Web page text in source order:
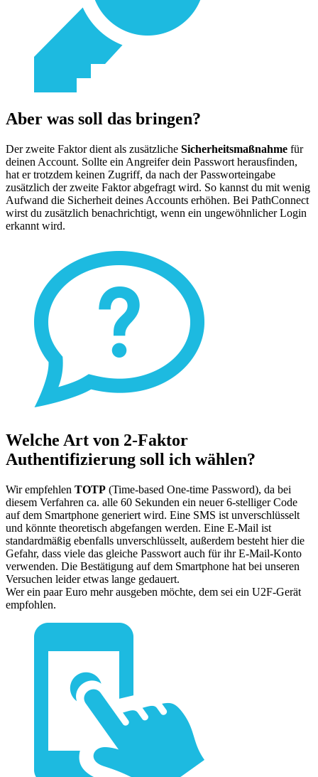
Aber was soll das bringen?
Der zweite Faktor dient als zusätzliche Sicherheitsmaßnahme für
deinen Account. Sollte ein Angreifer dein Passwort herausfinden,
hat er trotzdem keinen Zugriff, da nach der Passworteingabe
zusätzlich der zweite Faktor abgefragt wird. So kannst du mit wenig
Aufwand die Sicherheit deines Accounts erhöhen. Bei PathConnect
wirst du zusätzlich benachrichtigt, wenn ein ungewöhnlicher Login
erkannt wird.
Welche Art von 2-Faktor
Authentifizierung soll ich wählen?
Wir empfehlen TOTP (Time-based One-time Password), da bei
diesem Verfahren ca. alle 60 Sekunden ein neuer 6-stelliger Code
auf dem Smartphone generiert wird. Eine SMS ist unverschlüsselt
und könnte theoretisch abgefangen werden. Eine E-Mail ist
standardmäßig ebenfalls unverschlüsselt, außerdem besteht hier die
Gefahr, dass viele das gleiche Passwort auch für ihr E-Mail-Konto
verwenden. Die Bestätigung auf dem Smartphone hat bei unseren
Versuchen leider etwas lange gedauert.
Wer ein paar Euro mehr ausgeben möchte, dem sei ein U2F-Gerät
empfohlen.